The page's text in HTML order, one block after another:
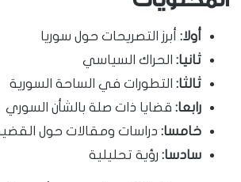
أولا: أبرز التصريحات حول سوريا
ثانيا: الحراك السياسي
ثالثا: التطورات في الساحة السورية
رابعا: قضايا ذات صلة بالشأن السوري
خامسا: دراسات ومقالات حول
سادسا: رؤية تحليلية